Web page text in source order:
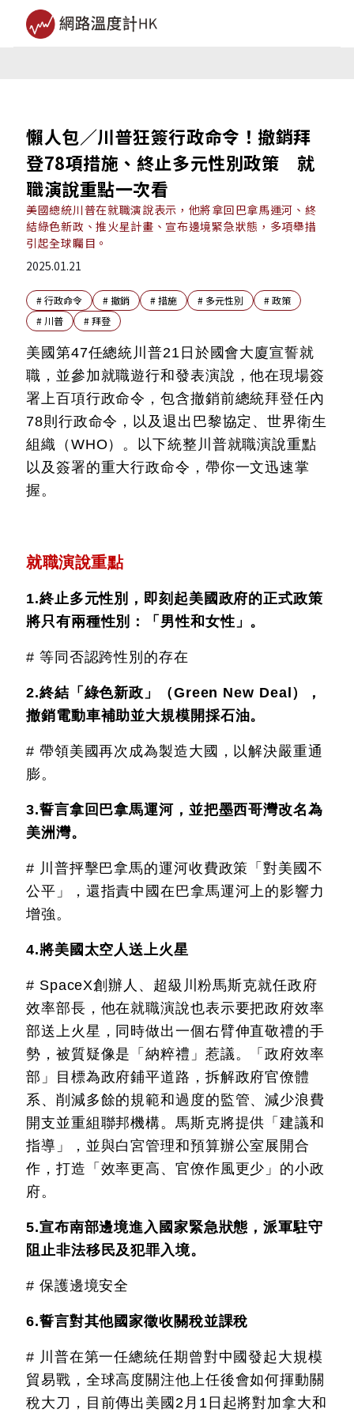
懶人包／川普狂簽行政命令！撤銷拜
登78項措施、終止多元性別政策 就
職演說重點一次看
美國總統川普在就職演說表示，他將拿回巴拿馬運河、終
結綠色新政、推火星計畫、宣布邊境緊急狀態，多項舉措
引起全球矚目。
2025.01.21
#行政命令 # 撤銷 #措施 #多元性別 #政策
# 川普 #拜登
美國第47任總統川普21日於國會大廈宣誓就
職，並參加就職遊行和發表演說，他在現場簽
署上百項行政命令，包含撤銷前總統拜登任內
78則行政命令，以及退出巴黎協定、世界衛生
組織（WHO）。以下統整川普就職演說重點
以及簽署的重大行政命令，帶你一文迅速掌
握。
就職演說重點
1.終止多元性別，即刻起美國政府的正式政策
將只有兩種性別：「男性和女性」。
# 等同否認跨性別的存在
2.終結「綠色新政」（Green New Deal），
撤銷電動車補助並大規模開採石油。
# 帶領美國再次成為製造大國，以解決嚴重通
膨。
3.誓言拿回巴拿馬運河，並把墨西哥灣改名為
美洲灣。
# 川普抨擊巴拿馬的運河收費政策「對美國不
公平」，還指責中國在巴拿馬運河上的影響力
增強。
4.將美國太空人送上火星
# SpaceX創辦人、超級川粉馬斯克就任政府
效率部長，他在就職演說也表示要把政府效率
部送上火星，同時做出一個右臂伸直敬禮的手
勢，被質疑像是「納粹禮」惹議。「政府效率
部」目標為政府鋪平道路，拆解政府官僚體
系、削減多餘的規範和過度的監管、減少浪費
開支並重組聯邦機構。馬斯克將提供「建議和
指導」，並與白宮管理和預算辦公室展開合
作，打造「效率更高、官僚作風更少」的小政
府。
5.宣布南部邊境進入國家緊急狀態，派軍駐守
阻止非法移民及犯罪入境。
# 保護邊境安全
6.誓言對其他國家徵收關稅並課稅
# 川普在第一任總統任期曾對中國發起大規模
貿易戰，全球高度關注他上任後會如何揮動關
稅大刀，目前傳出美國2月1日起將對加拿大和